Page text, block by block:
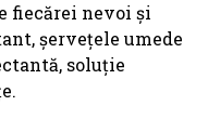
fiecărei nevoi și
șervețele umede
soluție